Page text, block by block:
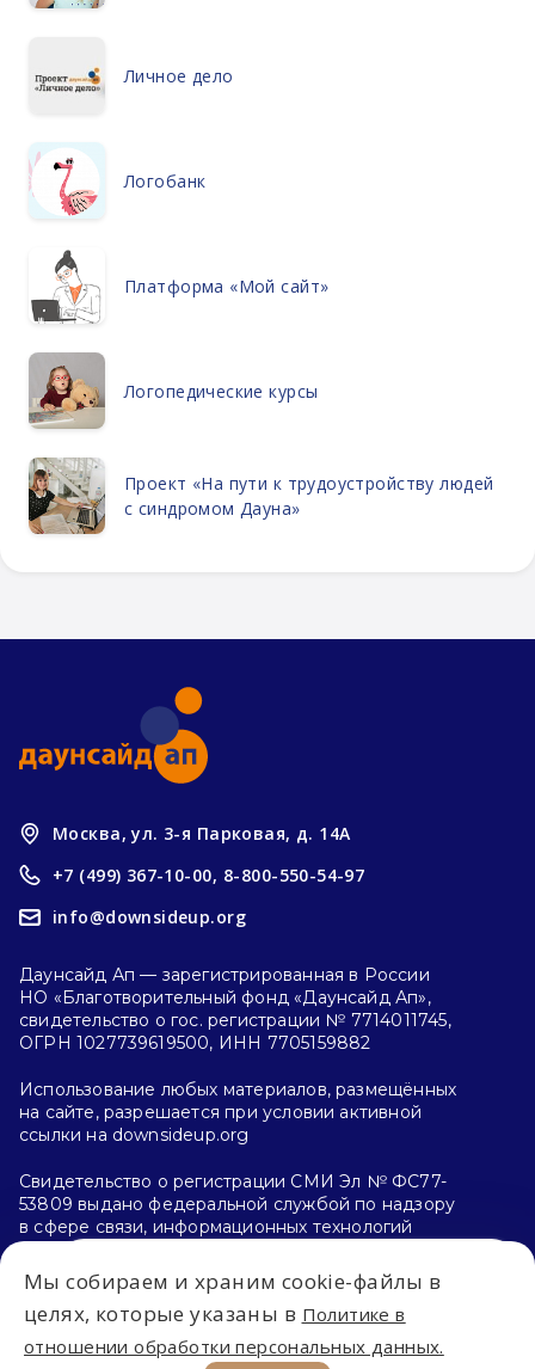
Личное дело
Логобанк
Платформа «Мой сайт»
Логопедические курсы
Проект «На пути к трудоустройству людей
с синдромом Дауна»
Впервые на сайте?
С чего начать?
Москва, ул. 3-я Парковая, д. 14А
+7 (499) 367-10-00, 8-800-550-54-97
info@downsideup.org
Даунсайд Ап — зарегистрированная в России
НО «Благотворительный фонд «Даунсайд Ап»,
свидетельство о гос. регистрации № 7714011745,
ОГРН 1027739619500, ИНН 7705159882
Использование любых материалов, размещённых
на сайте, разрешается при условии активной
ссылки на downsideup.org
Свидетельство о регистрации СМИ Эл № ФС77-
53809 выдано федеральной службой по надзору
в сфере связи, информационных технологий
и массовых коммуникаций (Роскомнадзор)
26.04.2013 г.
Политика конфиденциальности
Мы собираем и храним cookie-файлы в
целях, которые указаны в Политике в
отношении обработки персональных данных.